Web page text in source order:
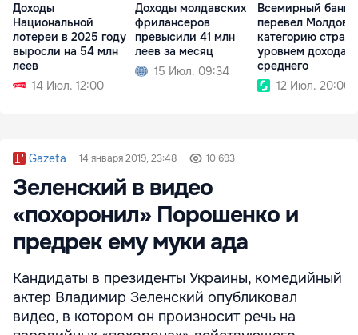
Доходы
Национальной
лотереи в 2025 году
выросли на 54 млн
леев
14 Июл. 12:00
Доходы молдавских
фрилансеров
превысили 41 млн
леев за месяц
15 Июл. 09:34
Всемирный банк
перевел Молдову
категорию стран
уровнем дохода
среднего
12 Июл. 20:00
Gazeta 14 января 2019, 23:48 10 693
Зеленский в видео
«похоронил» Порошенко и
предрек ему муки ада
Кандидаты в президенты Украины, комедийный
актер Владимир Зеленский опубликовал
видео, в котором он произносит речь на